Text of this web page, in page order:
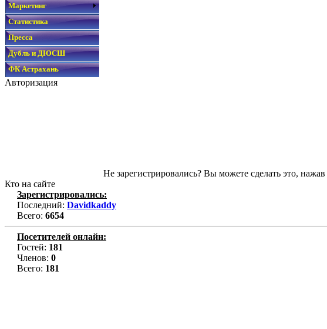
Маркетинг
Статистика
Пресса
Дубль и ДЮСШ
ФК Астрахань
Авторизация
Не зарегистрировались? Вы можете сделать это, нажав
Кто на сайте
Зарегистрировались:
Последний: Davidkaddy
Всего: 6654
Посетителей онлайн:
Гостей: 181
Членов: 0
Всего: 181